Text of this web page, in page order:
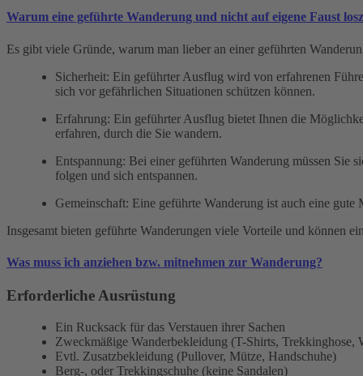
Warum eine geführte Wanderung und nicht auf eigene Faust
Es gibt viele Gründe, warum man lieber an einer geführten
Sicherheit: Ein geführter Ausflug wird von erfahrenen
sich vor gefährlichen Situationen schützen können.
Erfahrung: Ein geführter Ausflug bietet Ihnen die
erfahren, durch die Sie wandern.
Entspannung: Bei einer geführten Wanderung müssen Sie
folgen und sich entspannen.
Gemeinschaft: Eine geführte Wanderung ist auch eine
Insgesamt bieten geführte Wanderungen viele Vorteile und können
Was muss ich anziehen bzw. mitnehmen zur Wanderung?
Erforderliche Ausrüstung
Ein Rucksack für das Verstauen ihrer Sachen
Zweckmäßige Wanderbekleidung (T-Shirts, Trekkinghose,
Evtl. Zusatzbekleidung (Pullover, Mütze, Handschuhe)
Berg-, oder Trekkingschuhe (keine Sandalen)